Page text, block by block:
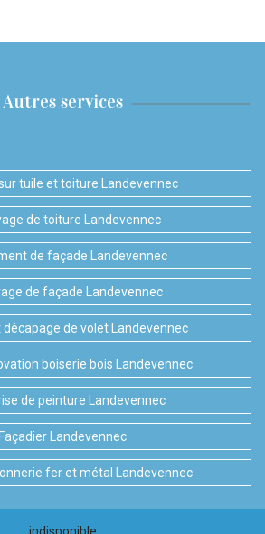
Autres services
tuile et toiture Landevennec
de toiture Landevennec
de façade Landevennec
de façade Landevennec
décapage de volet Landevennec
boiserie bois Landevennec
de peinture Landevennec
Façadier Landevennec
fer et métal Landevennec